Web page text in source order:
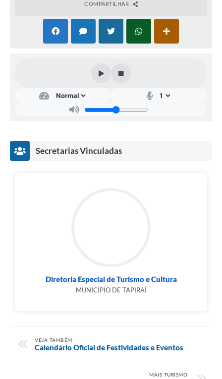
COMPARTILHAR
Secretarias Vinculadas
Diretoria Especial de Turismo e Cultura
MUNICÍPIO DE TAPIRAÍ
VEJA TAMBÉM
Calendário Oficial de Festividades e Eventos
MAIS TURISMO